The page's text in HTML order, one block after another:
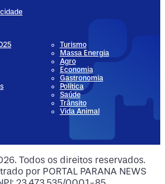
Turismo
Massa Energia
Agro
Economia
Gastronomia
Política
Saúde
Trânsito
Vida Animal
Todos os direitos reservados.
por PORTAL PARANA NEWS